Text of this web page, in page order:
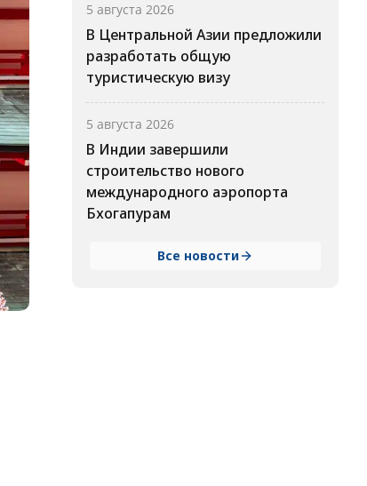
5 августа 2026
В Центральной Азии предложили
разработать общую
туристическую визу
5 августа 2026
В Индии завершили
строительство нового
международного аэропорта
Бхогапурам
Все новости